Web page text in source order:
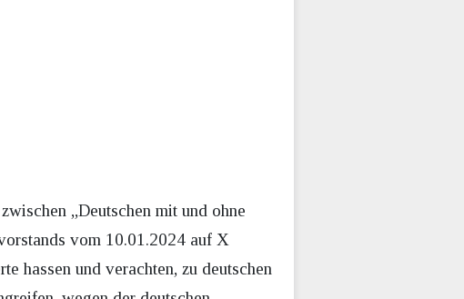
„Deutschen mit und ohne
vom 10.01.2024 auf X
hassen und verachten, zu deutschen